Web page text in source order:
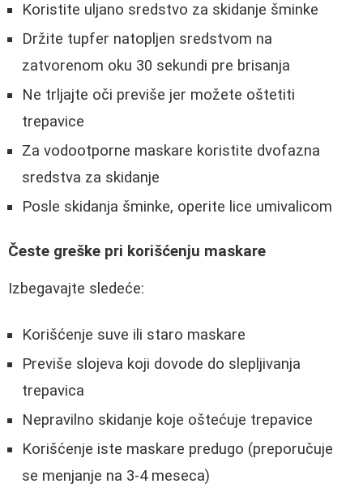
Koristite uljano sredstvo za skidanje šminke
Držite tupfer natopljen sredstvom na
zatvorenom oku 30 sekundi pre brisanja
Ne trljajte oči previše jer možete oštetiti
trepavice
Za vodootporne maskare koristite dvofazna
sredstva za skidanje
Posle skidanja šminke, operite lice umivalicom
Česte greške pri korišćenju maskare
Izbegavajte sledeće:
Korišćenje suve ili staro maskare
Previše slojeva koji dovode do slepljivanja
trepavica
Nepravilno skidanje koje oštećuje trepavice
Korišćenje iste maskare predugo (preporučuje
se menjanje na 3-4 meseca)